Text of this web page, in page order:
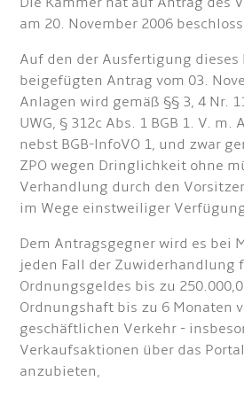
am 20. November 2006
Auf den der Ausfertigung dieses
beigefügten Antrag vom 03.
Anlagen wird gemäß §§ 3, 4 Nr.
UWG, § 312c Abs. 1 BGB 1. V. m.
nebst BGB-lnfoVO 1, und zwar
ZPO wegen Dringlichkeit ohne
Verhandlung durch den
im Wege einstweiliger
Dem Antragsgegner wird es bei
jeden Fall der Zuwiderhandlung
Ordnungsgeldes bis zu
Ordnungshaft bis zu 6 Monaten
geschäftlichen Verkehr -
Verkaufsaktionen über das Portal
anzubieten,